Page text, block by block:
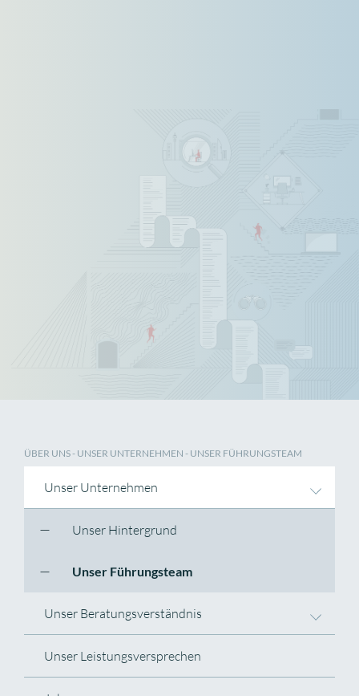
ÜBER UNS- UNSER UNTERNEHMEN - UNSER FÜHRUNGSTEAM
Unser Unternehmen
Unser Hintergrund
Unser Führungsteam
Unser Beratungsverständnis
Unser Leistungsversprechen